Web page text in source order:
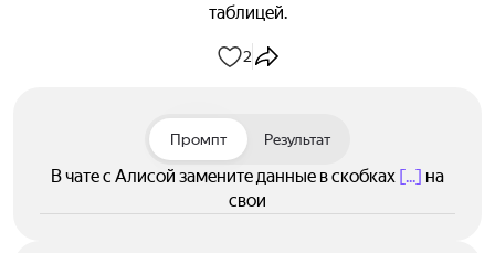
таблицей.
2
Промпт Результат
В чате с Алисой замените данные в скобках [...] на
свои